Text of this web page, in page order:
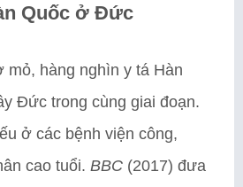
Quốc ở Đức
mỏ, hàng nghìn y tá Hàn
Đức trong cùng giai đoạn.
ở các bệnh viện công,
cao tuổi. BBC (2017) đưa